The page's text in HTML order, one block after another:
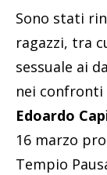
Sono stati
ragazzi, tra
sessuale ai
nei
Edoardo
16 marzo
Tempio